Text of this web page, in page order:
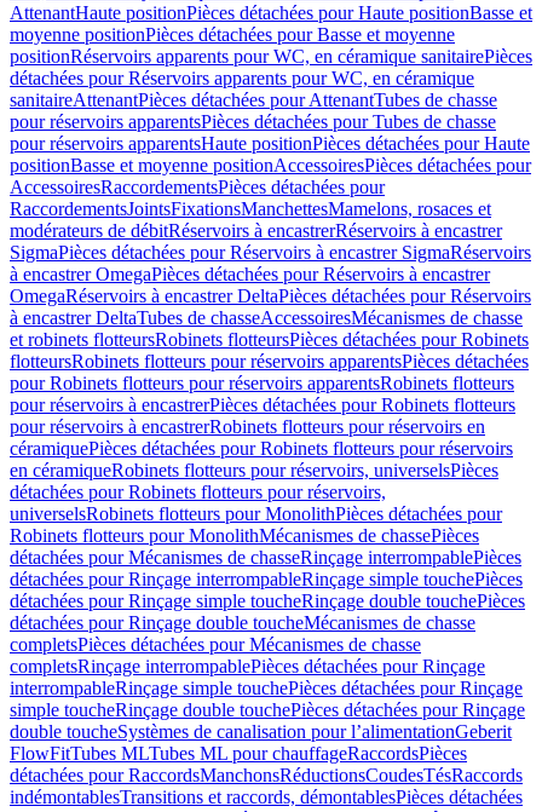
AttenantHaute positionPièces détachées pour Haute positionBasse et
moyenne positionPièces détachées pour Basse et moyenne
positionRéservoirs apparents pour WC, en céramique sanitairePièces
détachées pour Réservoirs apparents pour WC, en céramique
sanitaireAttenantPièces détachées pour AttenantTubes de chasse
pour réservoirs apparentsPièces détachées pour Tubes de chasse
pour réservoirs apparentsHaute positionPièces détachées pour Haute
positionBasse et moyenne positionAccessoiresPièces détachées pour
AccessoiresRaccordementsPièces détachées pour
RaccordementsJointsFixationsManchettesMamelons, rosaces et
modérateurs de débitRéservoirs à encastrerRéservoirs à encastrer
SigmaPièces détachées pour Réservoirs à encastrer SigmaRéservoirs
à encastrer OmegaPièces détachées pour Réservoirs à encastrer
OmegaRéservoirs à encastrer DeltaPièces détachées pour Réservoirs
à encastrer DeltaTubes de chasseAccessoiresMécanismes de chasse
et robinets flotteursRobinets flotteursPièces détachées pour Robinets
flotteursRobinets flotteurs pour réservoirs apparentsPièces détachées
pour Robinets flotteurs pour réservoirs apparentsRobinets flotteurs
pour réservoirs à encastrerPièces détachées pour Robinets flotteurs
pour réservoirs à encastrerRobinets flotteurs pour réservoirs en
céramiquePièces détachées pour Robinets flotteurs pour réservoirs
en céramiqueRobinets flotteurs pour réservoirs, universelsPièces
détachées pour Robinets flotteurs pour réservoirs,
universelsRobinets flotteurs pour MonolithPièces détachées pour
Robinets flotteurs pour MonolithMécanismes de chassePièces
détachées pour Mécanismes de chasseRinçage interrompablePièces
détachées pour Rinçage interrompableRinçage simple touchePièces
détachées pour Rinçage simple toucheRinçage double touchePièces
détachées pour Rinçage double toucheMécanismes de chasse
completsPièces détachées pour Mécanismes de chasse
completsRinçage interrompablePièces détachées pour Rinçage
interrompableRinçage simple touchePièces détachées pour Rinçage
simple toucheRinçage double touchePièces détachées pour Rinçage
double toucheSystèmes de canalisation pour l’alimentationGeberit
FlowFitTubes MLTubes ML pour chauffageRaccordsPièces
détachées pour RaccordsManchonsRéductionsCoudesTésRaccords
indémontablesTransitions et raccords, démontablesPièces détachées